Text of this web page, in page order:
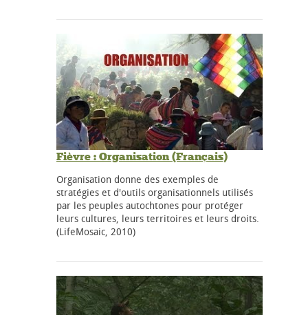
Fièvre : Organisation (Français)
Organisation donne des exemples de
stratégies et d'outils organisationnels utilisés
par les peuples autochtones pour protéger
leurs cultures, leurs territoires et leurs droits.
(LifeMosaic, 2010)